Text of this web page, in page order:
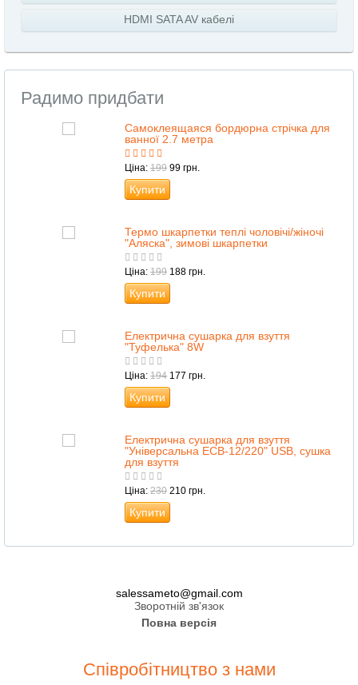
HDMI SATA AV кабелі
Радимо придбати
Самоклеящаяся бордюрна стрічка для
ванної 2.7 метра
Ціна: 199 99 грн.
Купити
Термо шкарпетки теплі чоловічі/жіночі
"Аляска", зимові шкарпетки
Ціна: 199 188 грн.
Купити
Електрична сушарка для взуття
"Туфелька" 8W
Ціна: 194 177 грн.
Купити
Електрична сушарка для взуття
"Універсальна ЕСВ-12/220" USB, сушка
для взуття
Ціна: 230 210 грн.
Купити
salessameto@gmail.com
Зворотній зв'язок
Повна версія
Співробітництво з нами